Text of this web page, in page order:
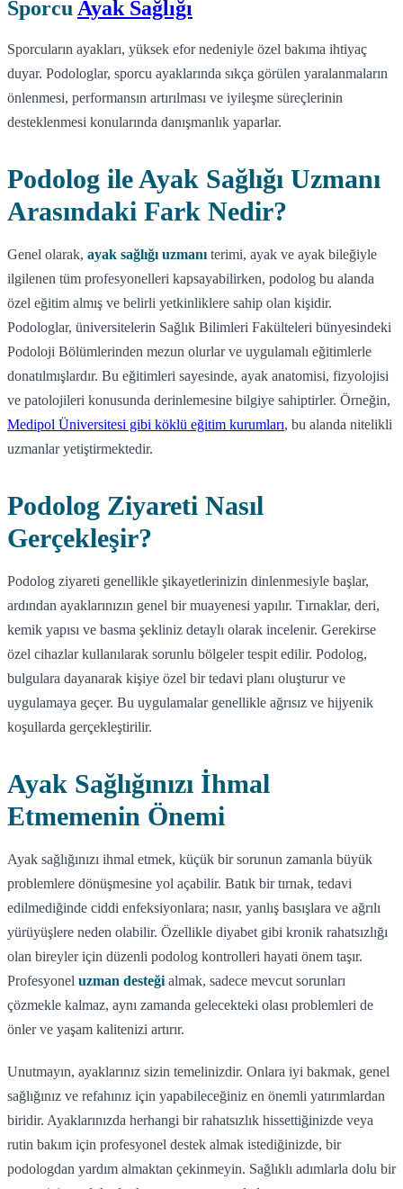
Sporcu Ayak Sağlığı
Sporcuların ayakları, yüksek efor nedeniyle özel bakıma ihtiyaç
duyar. Podologlar, sporcu ayaklarında sıkça görülen yaralanmaların
önlenmesi, performansın artırılması ve iyileşme süreçlerinin
desteklenmesi konularında danışmanlık yaparlar.
Podolog ile Ayak Sağlığı Uzmanı
Arasındaki Fark Nedir?
Genel olarak, ayak sağlığı uzmanı terimi, ayak ve ayak bileğiyle
ilgilenen tüm profesyonelleri kapsayabilirken, podolog bu alanda
özel eğitim almış ve belirli yetkinliklere sahip olan kişidir.
Podologlar, üniversitelerin Sağlık Bilimleri Fakülteleri bünyesindeki
Podoloji Bölümlerinden mezun olurlar ve uygulamalı eğitimlerle
donatılmışlardır. Bu eğitimleri sayesinde, ayak anatomisi, fizyolojisi
ve patolojileri konusunda derinlemesine bilgiye sahiptirler. Örneğin,
Medipol Üniversitesi gibi köklü eğitim kurumları, bu alanda nitelikli
uzmanlar yetiştirmektedir.
Podolog Ziyareti Nasıl
Gerçekleşir?
Podolog ziyareti genellikle şikayetlerinizin dinlenmesiyle başlar,
ardından ayaklarınızın genel bir muayenesi yapılır. Tırnaklar, deri,
kemik yapısı ve basma şekliniz detaylı olarak incelenir. Gerekirse
özel cihazlar kullanılarak sorunlu bölgeler tespit edilir. Podolog,
bulgulara dayanarak kişiye özel bir tedavi planı oluşturur ve
uygulamaya geçer. Bu uygulamalar genellikle ağrısız ve hijyenik
koşullarda gerçekleştirilir.
Ayak Sağlığınızı İhmal
Etmemenin Önemi
Ayak sağlığınızı ihmal etmek, küçük bir sorunun zamanla büyük
problemlere dönüşmesine yol açabilir. Batık bir tırnak, tedavi
edilmediğinde ciddi enfeksiyonlara; nasır, yanlış basışlara ve ağrılı
yürüyüşlere neden olabilir. Özellikle diyabet gibi kronik rahatsızlığı
olan bireyler için düzenli podolog kontrolleri hayati önem taşır.
Profesyonel uzman desteği almak, sadece mevcut sorunları
çözmekle kalmaz, aynı zamanda gelecekteki olası problemleri de
önler ve yaşam kalitenizi artırır.
Unutmayın, ayaklarınız sizin temelinizdir. Onlara iyi bakmak, genel
sağlığınız ve refahınız için yapabileceğiniz en önemli yatırımlardan
biridir. Ayaklarınızda herhangi bir rahatsızlık hissettiğinizde veya
rutin bakım için profesyonel destek almak istediğinizde, bir
podologdan yardım almaktan çekinmeyin. Sağlıklı adımlarla dolu bir